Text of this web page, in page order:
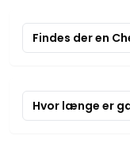
Findes der en
Hvor længe er